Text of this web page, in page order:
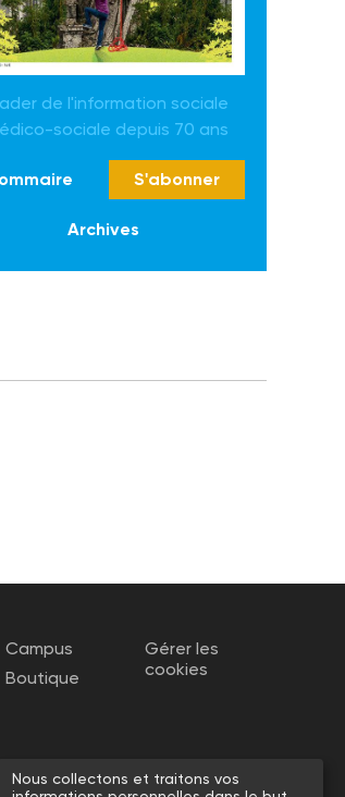
de l'information sociale
sociale depuis 70 ans
S'abonner
Archives
Campus
Boutique
Gérer les
cookies
Nous collectons et traitons vos